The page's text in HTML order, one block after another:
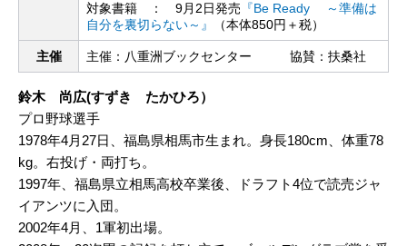
対象書籍 ： 9月2日発売 『Be Ready ～準備は
自分を裏切らない～』
（本体850円＋税）
主催 主催：八重洲ブックセンター 協賛：扶桑社
鈴木 尚広(すずき たかひろ）
プロ野球選手
1978年4月27日、福島県相馬市生まれ。身長180cm、体重78
kg。右投げ・両打ち。
1997年、福島県立相馬高校卒業後、ドラフト4位で読売ジャ
イアンツに入団。
2002年4月、1軍初出場。